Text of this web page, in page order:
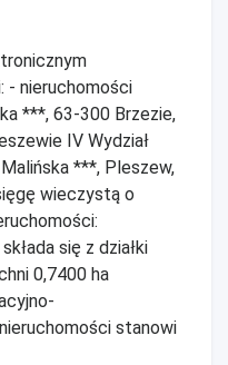
- nieruchomości
***, 63-300 Brzezie,
IV Wydział
***, Pleszew,
wieczystą o
się z działki
0,7400 ha
stanowi